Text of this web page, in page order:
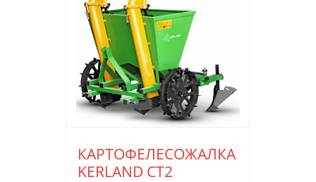
КАРТОФЕЛЕСОЖАЛКА
KERLAND СТ2